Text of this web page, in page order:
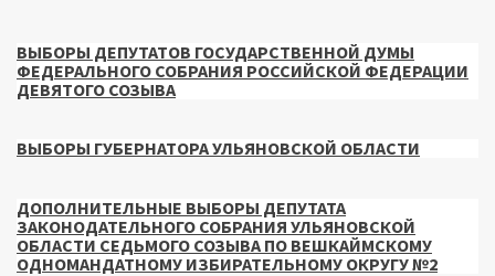
ВЫБОРЫ ДЕПУТАТОВ ГОСУДАРСТВЕННОЙ ДУМЫ
ФЕДЕРАЛЬНОГО СОБРАНИЯ РОССИЙСКОЙ ФЕДЕРАЦИИ
ДЕВЯТОГО СОЗЫВА
ВЫБОРЫ ГУБЕРНАТОРА УЛЬЯНОВСКОЙ ОБЛАСТИ
ДОПОЛНИТЕЛЬНЫЕ ВЫБОРЫ ДЕПУТАТА
ЗАКОНОДАТЕЛЬНОГО СОБРАНИЯ УЛЬЯНОВСКОЙ
ОБЛАСТИ СЕДЬМОГО СОЗЫВА ПО ВЕШКАЙМСКОМУ
ОДНОМАНДАТНОМУ ИЗБИРАТЕЛЬНОМУ ОКРУГУ №2